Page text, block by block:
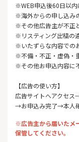
※WEB申込後60日以
※海外からの申し込み
※その他広告主が不正
※リスティング出稿の
※いたずらな内容での
※不備・不正・虚偽・
※その他お申込内容に
【広告の使い方】
広告サイトへアクセ
→お申込み完了→本人
※広告主から届いたメ
保管してください。